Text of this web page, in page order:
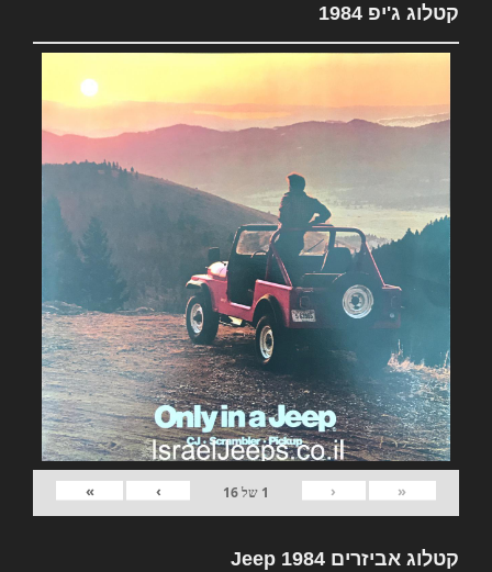
קטלוג ג'יפ 1984
«
‹
1 של16
›
»
קטלוג אביזרים Jeep 1984